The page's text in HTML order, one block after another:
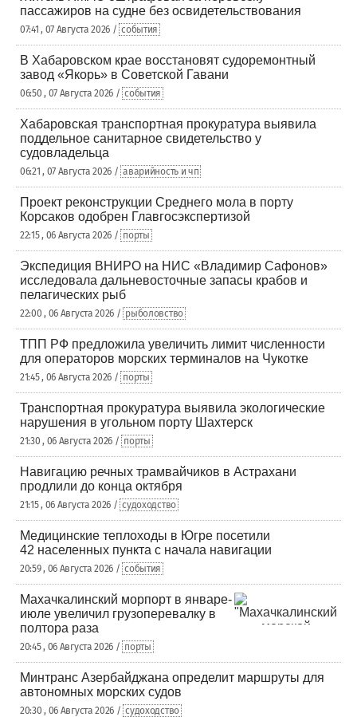
пассажиров на судне без освидетельствования
07:41 , 07 Августа 2026 / события
В Хабаровском крае восстановят судоремонтный
завод «Якорь» в Советской Гавани
06:50 , 07 Августа 2026 / события
Хабаровская транспортная прокуратура выявила
поддельное санитарное свидетельство у
судовладельца
06:21 , 07 Августа 2026 / аварийность и чп
Проект реконструкции Среднего мола в порту
Корсаков одобрен Главгосэкспертизой
22:15 , 06 Августа 2026 / порты
Экспедиция ВНИРО на НИС «Владимир Сафонов»
исследовала дальневосточные запасы крабов и
пелагических рыб
22:00 , 06 Августа 2026 / рыболовство
ТПП РФ предложила увеличить лимит численности
для операторов морских терминалов на Чукотке
21:45 , 06 Августа 2026 / порты
Транспортная прокуратура выявила экологические
нарушения в угольном порту Шахтерск
21:30 , 06 Августа 2026 / порты
Навигацию речных трамвайчиков в Астрахани
продлили до конца октября
21:15 , 06 Августа 2026 / судоходство
Медицинские теплоходы в Югре посетили
42 населенных пункта с начала навигации
20:59 , 06 Августа 2026 / события
Махачкалинский морпорт в январе-
июле увеличил грузоперевалку в
полтора раза
20:45 , 06 Августа 2026 / порты
Минтранс Азербайджана определит маршруты для
автономных морских судов
20:30 , 06 Августа 2026 / судоходство